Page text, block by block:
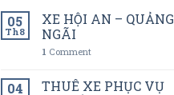
05
Th8
XE HỘI AN – QUẢNG
NGÃI
1 Comment
04
THUÊ XE PHỤC VỤ